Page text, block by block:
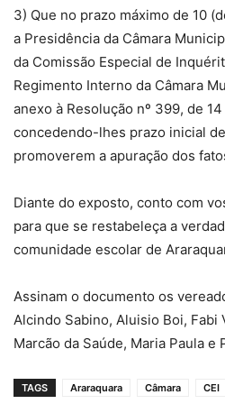
3) Que no prazo máximo de 10
a Presidência da Câmara
da Comissão Especial de
Regimento Interno da Câmara
anexo à Resolução nº 399, de
concedendo-lhes prazo inicial
promoverem a apuração dos
Diante do exposto, conto com
para que se restabeleça a
comunidade escolar de
Assinam o documento os
Alcindo Sabino, Aluisio Boi,
Marcão da Saúde, Maria Paula e
TAGS Araraquara Câmara CEI